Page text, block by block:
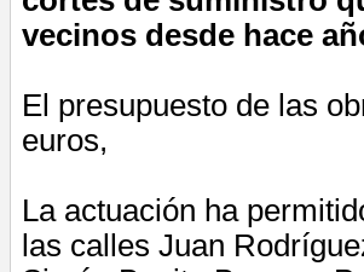
vecinos desde hace
El presupuesto de las
euros,
La actuación ha
las calles Juan